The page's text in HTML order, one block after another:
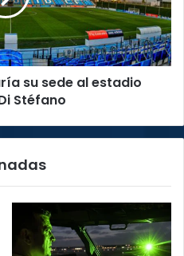
su sede al estadio
Stéfano